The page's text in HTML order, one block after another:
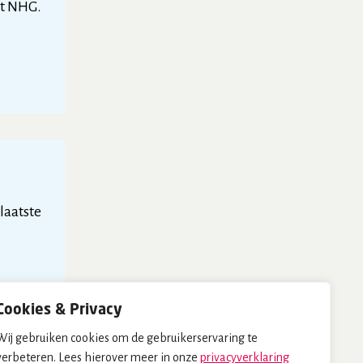
& Privacy
gebruiken cookies om de gebruikerservaring te
Lees hierover meer in onze privacyverklaring
NHG.